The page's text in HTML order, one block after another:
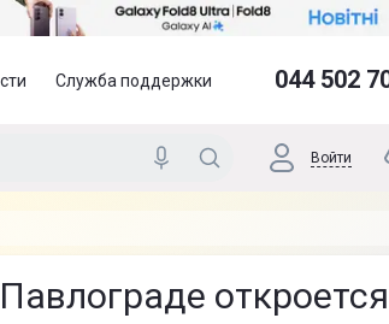
Служба поддержки 044 502
Войти